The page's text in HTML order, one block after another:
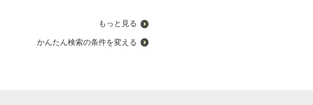
もっと見る
かんたん検索の条件を変える